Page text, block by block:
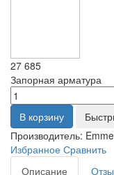
27 685
Запорная арматура
В корзину
Производитель:
Избранное Сравнить
Описание